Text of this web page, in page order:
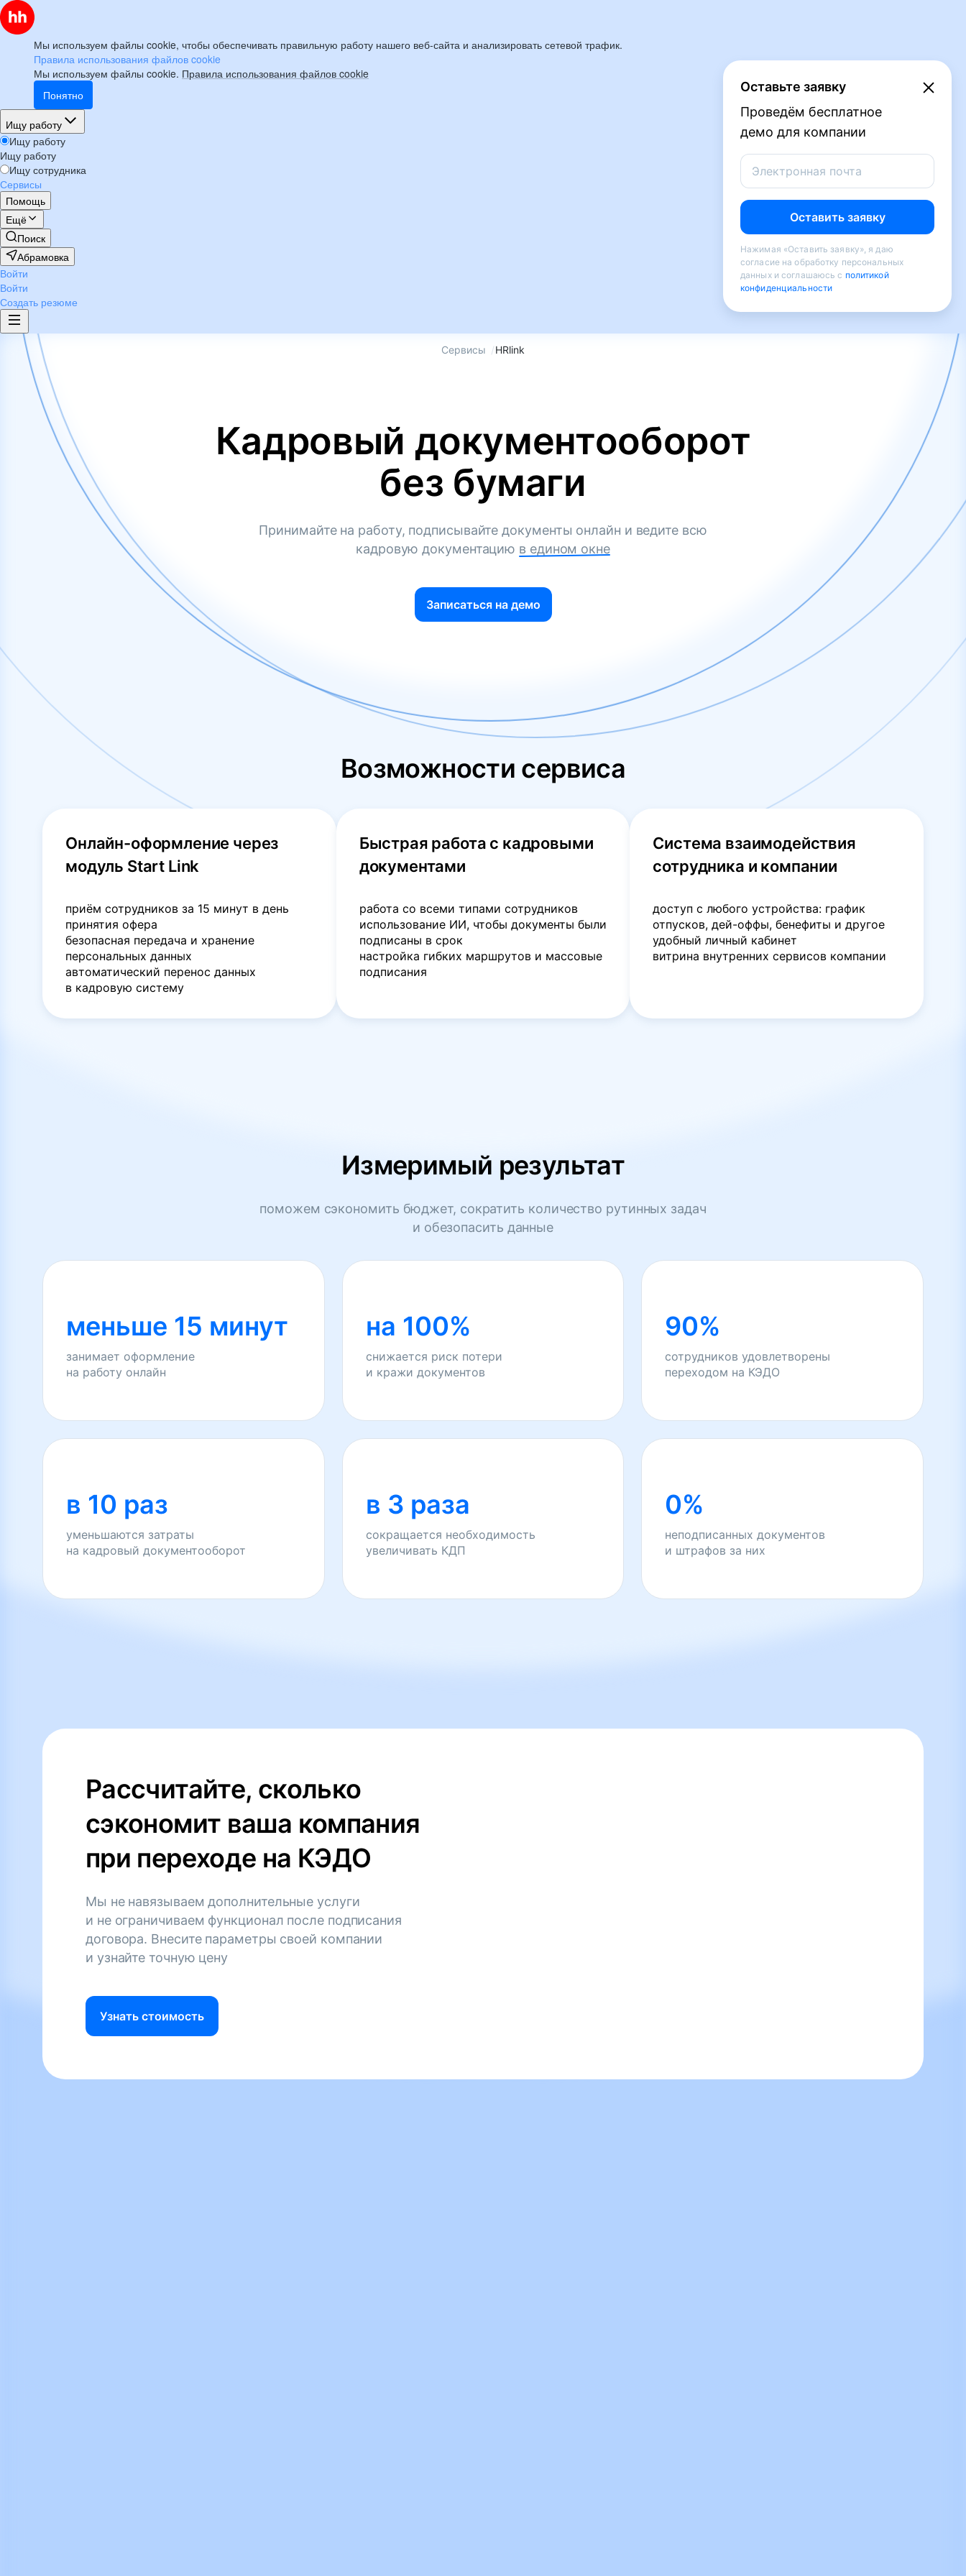
Мы используем файлы cookie, чтобы обеспечивать правильную работу нашего веб-сайта и анализировать сетевой трафик.
Правила использования файлов cookie
Мы используем файлы cookie. Правила использования файлов cookie
Понятно
Ищу работу
Ищу работу
Ищу работу
Ищу сотрудника
Сервисы
Помощь
Ещё
Поиск
Абрамовка
Войти
Войти
Создать резюме
Сервисы /HRlink
Кадровый документооборот
без бумаги
Принимайте на работу, подписывайте документы онлайн и ведите всю
кадровую документацию в едином окне
Записаться на демо
Возможности сервиса
Онлайн-оформление через
модуль Start Link
приём сотрудников за 15 минут в день
принятия офера
безопасная передача и хранение
персональных данных
автоматический перенос данных
в кадровую систему
Быстрая работа с кадровыми
документами
работа со всеми типами сотрудников
использование ИИ, чтобы документы были
подписаны в срок
настройка гибких маршрутов и массовые
подписания
Система взаимодействия
сотрудника и компании
доступ с любого устройства: график
отпусков, дей-оффы, бенефиты и другое
удобный личный кабинет
витрина внутренних сервисов компании
Измеримый результат
поможем сэкономить бюджет, сократить количество рутинных задач
и обезопасить данные
меньше 15 минут
занимает оформление
на работу онлайн
на 100%
снижается риск потери
и кражи документов
90%
сотрудников удовлетворены
переходом на КЭДО
в 10 раз
уменьшаются затраты
на кадровый документооборот
в 3 раза
сокращается необходимость
увеличивать КДП
0%
неподписанных документов
и штрафов за них
Рассчитайте, сколько
сэкономит ваша компания
при переходе на КЭДО
Мы не навязываем дополнительные услуги
и не ограничиваем функционал после подписания
договора. Внесите параметры своей компании
и узнайте точную цену
Узнать стоимость
Оставьте заявку
Проведём бесплатное
демо для компании
Электронная почта
Оставить заявку
Нажимая «Оставить заявку», я даю
согласие на обработку персональных
данных и соглашаюсь с политикой
конфиденциальности